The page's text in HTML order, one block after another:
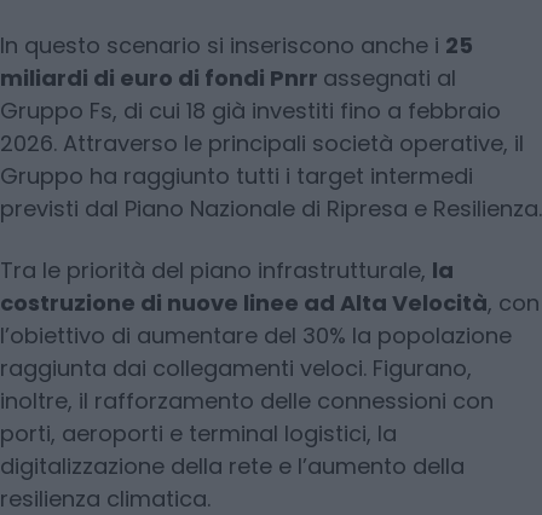
In questo scenario si inseriscono anche i 25
miliardi di euro di fondi Pnrr assegnati al
Gruppo Fs, di cui 18 già investiti fino a febbraio
2026. Attraverso le principali società operative, il
Gruppo ha raggiunto tutti i target intermedi
previsti dal Piano Nazionale di Ripresa e Resilienza.
Tra le priorità del piano infrastrutturale, la
costruzione di nuove linee ad Alta Velocità, con
l’obiettivo di aumentare del 30% la popolazione
raggiunta dai collegamenti veloci. Figurano,
inoltre, il rafforzamento delle connessioni con
porti, aeroporti e terminal logistici, la
digitalizzazione della rete e l’aumento della
resilienza climatica.